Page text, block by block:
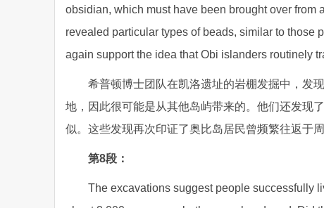
obsidian, which must have been brought over from
revealed particular types of beads, similar to those
again support the idea that Obi islanders routinely
希普顿博士团队在凯洛遗址的岩棚发掘中，发
地，因此很可能是从其他岛屿带来的。他们还发现
似。这些发现再次印证了奥比岛居民曾频繁往返于周
第8段：
The excavations suggest people successfully